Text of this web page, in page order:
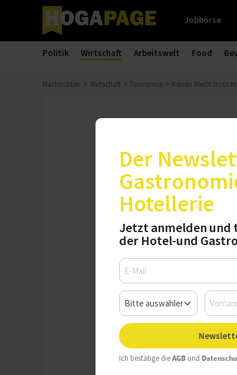
Jobbörse
Politik Wirtschaft Arbeitswelt Food
Nachrichten Wirtschaft Tourismus Reisen bleibt trotz
Reisen
Eine aktuelle
Gleichzeitig
Der
Hotellerie
Jetzt anmelden und
der Hotel-und
Ich bestätige dieAGB und